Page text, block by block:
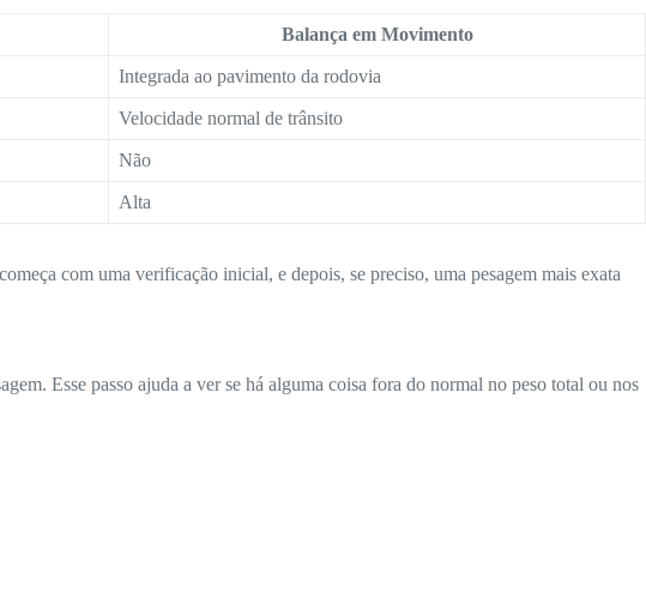
Balança em Movimento
Integrada ao pavimento da rodovia
Velocidade normal de trânsito
Não
Alta
com uma verificação inicial, e depois, se preciso, uma pesagem mais exata
Esse passo ajuda a ver se há alguma coisa fora do normal no peso total ou nos